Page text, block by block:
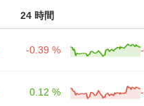
24 時間
-0.39 %
0.12 %